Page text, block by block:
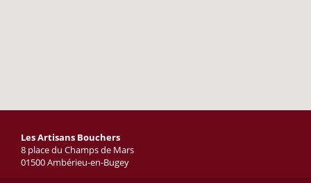
Les Artisans Bouchers
8 place du Champs de Mars
01500 Ambérieu-en-Bugey